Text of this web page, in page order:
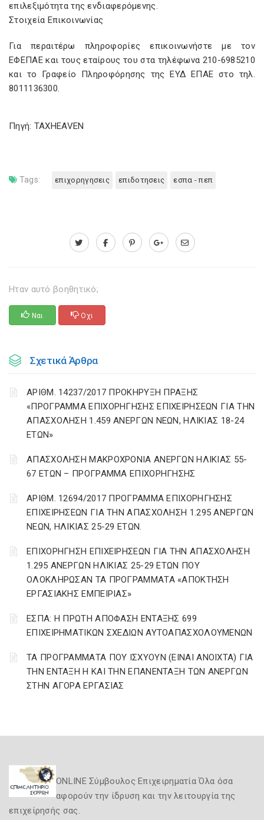
επιλεξιµότητα της ενδιαφερόµενης.
Στοιχεία Επικοινωνίας
Για περαιτέρω πληροφορίες επικοινωνήστε µε τον
ΕΦΕΠΑΕ και τους εταίρους του στα τηλέφωνα 210-6985210
και το Γραφείο Πληροφόρησης της ΕΥ∆ ΕΠΑΕ στο τηλ.
8011136300.
Πηγή: TAXHEAVEN
Tags: επιχορηγησεις επιδοτησεις εσπα - πεπ
Ηταν αυτό βοηθητικό;
Ναι Οχι
Σχετικά Άρθρα
ΑΡΙΘΜ. 14237/2017 ΠΡΟΚΗΡΥΞΗ ΠΡΑΞΗΣ
«ΠΡΟΓΡΑΜΜΑ ΕΠΙΧΟΡΗΓΗΣΗΣ ΕΠΙΧΕΙΡΗΣΕΩΝ ΓΙΑ ΤΗΝ
ΑΠΑΣΧΟΛΗΣΗ 1.459 ΑΝΕΡΓΩΝ ΝΕΩΝ, ΗΛΙΚΙΑΣ 18-24
ΕΤΩΝ»
ΑΠΑΣΧΟΛΗΣΗ ΜΑΚΡΟΧΡΟΝΙΑ ΑΝΕΡΓΩΝ ΗΛΙΚΙΑΣ 55-
67 ΕΤΩΝ – ΠΡΟΓΡΑΜΜΑ ΕΠΙΧΟΡΗΓΗΣΗΣ
ΑΡΙΘΜ. 12694/2017 ΠΡΟΓΡΑΜΜΑ ΕΠΙΧΟΡΗΓΗΣΗΣ
ΕΠΙΧΕΙΡΗΣΕΩΝ ΓΙΑ ΤΗΝ ΑΠΑΣΧΟΛΗΣΗ 1.295 ΑΝΕΡΓΩΝ
ΝΕΩΝ, ΗΛΙΚΙΑΣ 25-29 ΕΤΩΝ.
ΕΠΙΧΟΡΗΓΗΣΗ ΕΠΙΧΕΙΡΗΣΕΩΝ ΓΙΑ ΤΗΝ ΑΠΑΣΧΟΛΗΣΗ
1.295 ΑΝΕΡΓΩΝ ΗΛΙΚΙΑΣ 25-29 ΕΤΩΝ ΠΟΥ
ΟΛΟΚΛΗΡΩΣΑΝ ΤΑ ΠΡΟΓΡΑΜΜΑΤΑ «ΑΠΟΚΤΗΣΗ
ΕΡΓΑΣΙΑΚΗΣ ΕΜΠΕΙΡΙΑΣ»
ΕΣΠΑ: Η ΠΡΩΤΗ ΑΠΟΦΑΣΗ ΕΝΤΑΞΗΣ 699
ΕΠΙΧΕΙΡΗΜΑΤΙΚΩΝ ΣΧΕΔΙΩΝ ΑΥΤΟΑΠΑΣΧΟΛΟΥΜΕΝΩΝ
ΤΑ ΠΡΟΓΡΑΜΜΑΤΑ ΠΟΥ ΙΣΧΥΟΥΝ (ΕΙΝΑΙ ΑΝΟΙΧΤΑ) ΓΙΑ
ΤΗΝ ΕΝΤΑΞΗ Η ΚΑΙ ΤΗΝ ΕΠΑΝΕΝΤΑΞΗ ΤΩΝ ΑΝΕΡΓΩΝ
ΣΤΗΝ ΑΓΟΡΑ ΕΡΓΑΣΙΑΣ
ONLINE Σύμβουλος Επιχειρηματία Όλα όσα
αφορούν την ίδρυση και την λειτουργία της
επιχείρησής σας.